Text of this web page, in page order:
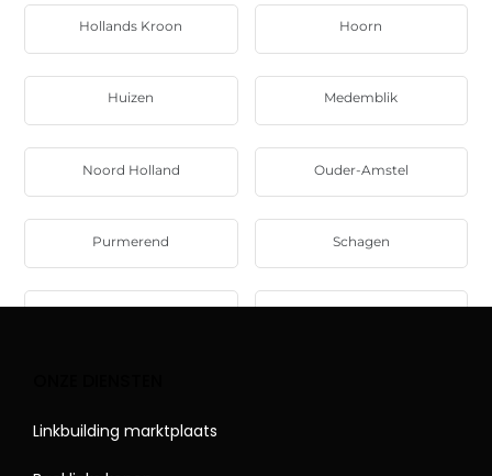
Hollands Kroon Hoorn
Huizen Medemblik
Noord Holland Ouder-Amstel
Purmerend Schagen
Linkbuilding marktplaats